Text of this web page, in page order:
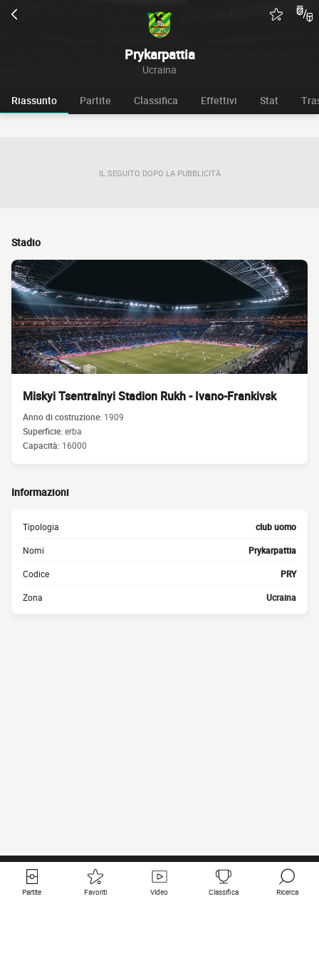
Prykarpattia
Ucraina
Riassunto Partite Classifica Effettivi Stat
IL SEGUITO DOPO LA PUBBLICITÀ
Stadio
Miskyi Tsentralnyi Stadion Rukh - Ivano-Frankivsk
Anno di costruzione: 1909
Superficie:erba
Capacità: 16000
Informazioni
Tipologia club uomo
Nomi Prykarpattia
Codice PRY
Zona Ucraina
Partite Favoriti Video Classifica Ricerca